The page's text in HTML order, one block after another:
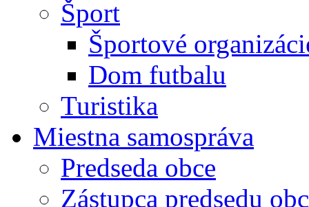
Šport
Športové
Dom futbalu
Turistika
Miestna samospráva
Predseda obce
Zástupca predsedu